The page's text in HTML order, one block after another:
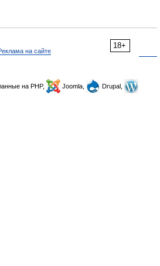
18+
на сайте
на PHP, Joomla,
Drupal,